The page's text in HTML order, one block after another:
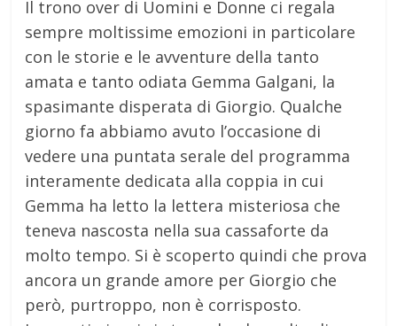
Il trono over di Uomini e Donne ci regala
sempre moltissime emozioni in particolare
con le storie e le avventure della tanto
amata e tanto odiata Gemma Galgani, la
spasimante disperata di Giorgio. Qualche
giorno fa abbiamo avuto l’occasione di
vedere una puntata serale del programma
interamente dedicata alla coppia in cui
Gemma ha letto la lettera misteriosa che
teneva nascosta nella sua cassaforte da
molto tempo. Si è scoperto quindi che prova
ancora un grande amore per Giorgio che
però, purtroppo, non è corrisposto.